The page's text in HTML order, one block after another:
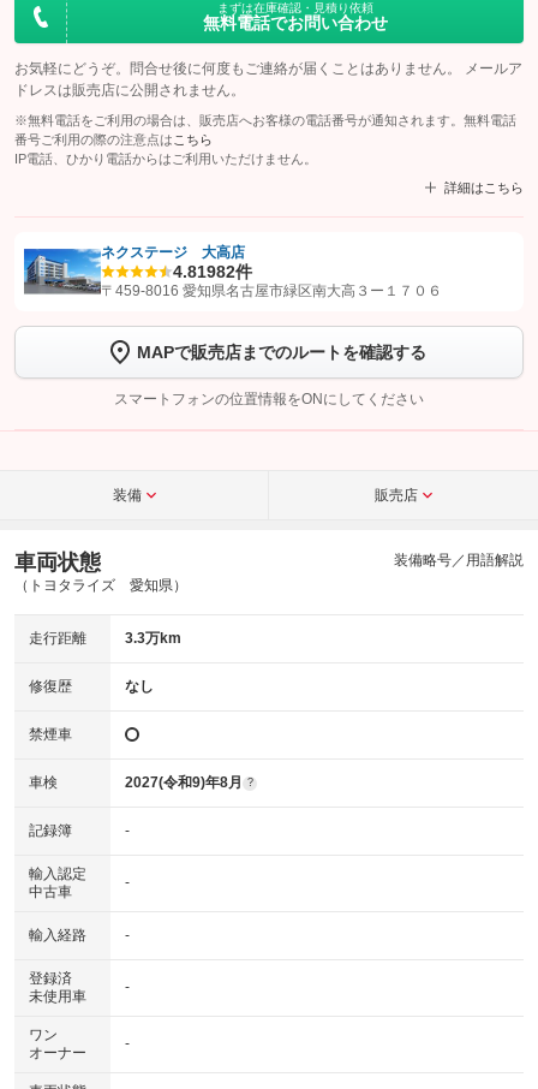
まずは在庫確認・見積り依頼
無料電話でお問い合わせ
お気軽にどうぞ。問合せ後に何度もご連絡が届くことはありません。 メールア
ドレスは販売店に公開されません。
※無料電話をご利用の場合は、販売店へお客様の電話番号が通知されます。無料電話
番号ご利用の際の注意点は こちら
IP電話、ひかり電話からはご利用いただけません。
詳細はこちら
【STEP1】認証画面でグーネットを友だち追加してから「許可する」ボタンを押
トーク画面で
ボタンをタップして問い合わせを
完了してください。
こちら
ネクステージ 大高店
4.81982件
〒459-8016 愛知県名古屋市緑区南大高３ー１７０６
MAPで販売店までのルートを確認する
スマートフォンの位置情報をONにしてください
装備 販売店
車両状態
（トヨタライズ 愛知県）
装備略号／用語解説
走行距離 3.3万km
修復歴 なし
禁煙車
車検 2027(令和9)年8月 ?
記録簿 -
輸入認定
中古車
-
輸入経路 -
登録済
未使用車
-
ワン
オーナー
-